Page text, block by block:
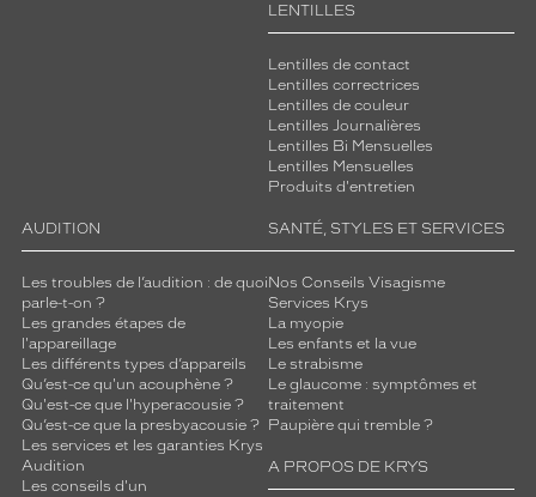
LENTILLES
Lentilles de contact
Lentilles correctrices
Lentilles de couleur
Lentilles Journalières
Lentilles Bi Mensuelles
Lentilles Mensuelles
Produits d'entretien
AUDITION
Les troubles de l’audition : de quoi
parle-t-on ?
Les grandes étapes de
l'appareillage
Les différents types d’appareils
Qu’est-ce qu'un acouphène ?
Qu'est-ce que l'hyperacousie ?
Qu’est-ce que la presbyacousie ?
Les services et les garanties Krys
Audition
Les conseils d'un
SANTÉ, STYLES ET SERVICES
Nos Conseils Visagisme
Services Krys
La myopie
Les enfants et la vue
Le strabisme
Le glaucome : symptômes et
traitement
Paupière qui tremble ?
A PROPOS DE KRYS